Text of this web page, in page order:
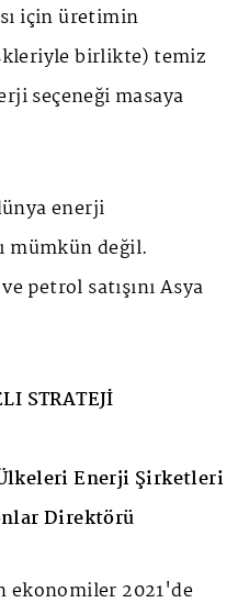
için üretimin
birlikte) temiz
seçeneği masaya
enerji
mümkün değil.
petrol satışını Asya
STRATEJİ
Enerji Şirketleri
Direktörü
ekonomiler 2021'de